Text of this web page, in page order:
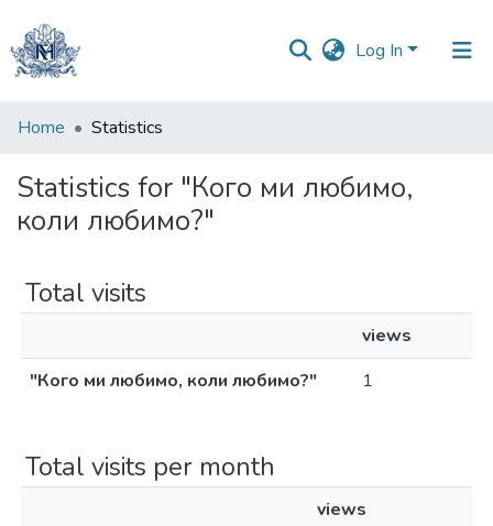
Log In
Communities
Collections
All of DSpace
Home Statistics
Statistics for "Кого ми любимо,
коли любимо?"
Total visits
views
"Кого ми любимо, коли любимо?"
1
Total visits per month
views